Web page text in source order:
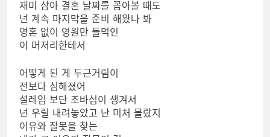
재미 삼아 결혼 날짜를 꼽아볼 때도
넌 계속 마지막을 준비 해왔나 봐
영혼 없이 영원만 들먹인
이 머저리한테서
어떻게 된 게 두근거림이
전보다 심해졌어
설레임 보단 조바심이 생겨서
넌 우릴 내려놓았고 난 미처 몰랐지
이유와 잘못을 찾는